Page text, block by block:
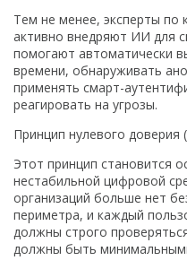
Тем не менее, эксперты по
активно внедряют ИИ для
помогают автоматически
времени, обнаруживать
применять смарт-
реагировать на угрозы.
Принцип нулевого доверия
Этот принцип становится
нестабильной цифровой
организаций больше нет
периметра, и каждый
должны строго
должны быть